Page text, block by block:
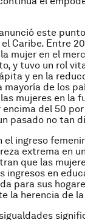
este
Caribe. Entre
mujer en el
y tuvo un rol
y en la
mayoría de los
mujeres en la
del 50
pasado no tan
el ingreso
extrema en
que las
ingresos en
para sus
la herencia de